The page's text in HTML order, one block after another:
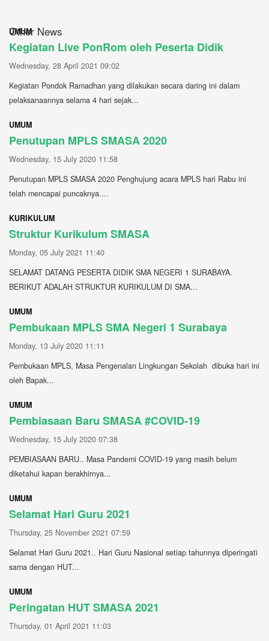
Other News
UMUM
Kegiatan Live PonRom oleh Peserta Didik
Wednesday, 28 April 2021 09:02
Kegiatan Pondok Ramadhan yang dilakukan secara daring ini dalam
pelaksanaannya selama 4 hari sejak...
UMUM
Penutupan MPLS SMASA 2020
Wednesday, 15 July 2020 11:58
Penutupan MPLS SMASA 2020 Penghujung acara MPLS hari Rabu ini
telah mencapai puncaknya....
KURIKULUM
Struktur Kurikulum SMASA
Monday, 05 July 2021 11:40
SELAMAT DATANG PESERTA DIDIK SMA NEGERI 1 SURABAYA.
BERIKUT ADALAH STRUKTUR KURIKULUM DI SMA...
UMUM
Pembukaan MPLS SMA Negeri 1 Surabaya
Monday, 13 July 2020 11:11
Pembukaan MPLS, Masa Pengenalan Lingkungan Sekolah dibuka hari ini
oleh Bapak...
UMUM
Pembiasaan Baru SMASA #COVID-19
Wednesday, 15 July 2020 07:38
PEMBIASAAN BARU.. Masa Pandemi COVID-19 yang masih belum
diketahui kapan berakhirnya...
UMUM
Selamat Hari Guru 2021
Thursday, 25 November 2021 07:59
Selamat Hari Guru 2021.. Hari Guru Nasional setiap tahunnya diperingati
sama dengan HUT...
UMUM
Peringatan HUT SMASA 2021
Thursday, 01 April 2021 11:03